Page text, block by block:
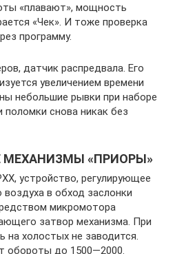
«плавают», мощность
«Чек». И тоже проверка
программу.
датчик распредвала. Его
увеличением времени
небольшие рывки при наборе
поломки снова никак без
«ПРИОРЫ»
устройство, регулирующее
в обход заслонки
микромотора
затвор механизма. При
на холостых не заводится.
обороты до 1500—2000.